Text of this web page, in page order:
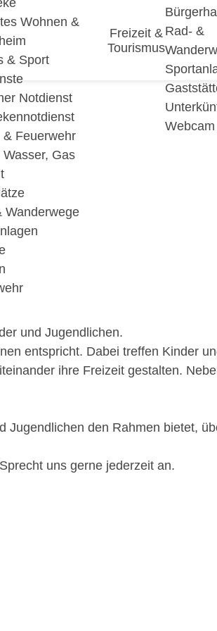
Wohnen &
& Sport
Notdienst
& Feuerwehr
Wasser, Gas
Wanderwege
Freizeit &
Tourismus
Rad- &
Webcam
und Jugendlichen.
entspricht. Dabei treffen Kinder
ihre Freizeit gestalten.
Jugendlichen den Rahmen bietet,
uns gerne jederzeit an.